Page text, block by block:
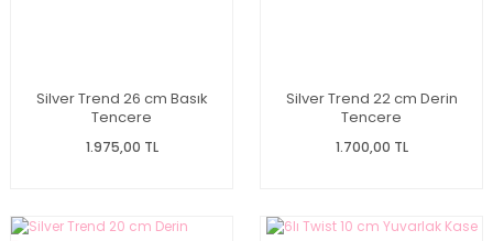
Silver Trend 26 cm Basık
Tencere
1.975,00 TL
Silver Trend 22 cm Derin
Tencere
1.700,00 TL